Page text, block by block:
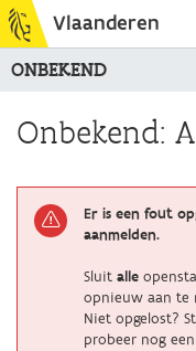
Vlaanderen
ONBEKEND
Onbekend:
Er is een fout
aanmelden.
Sluit alle
opnieuw aan te
Niet opgelost?
probeer nog